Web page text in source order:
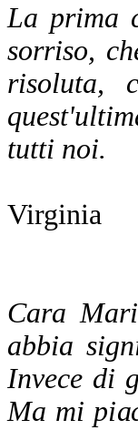
La prima
sorriso,
risoluta,
tutti noi.
Virginia
Cara
abbia
Invece di
Ma mi